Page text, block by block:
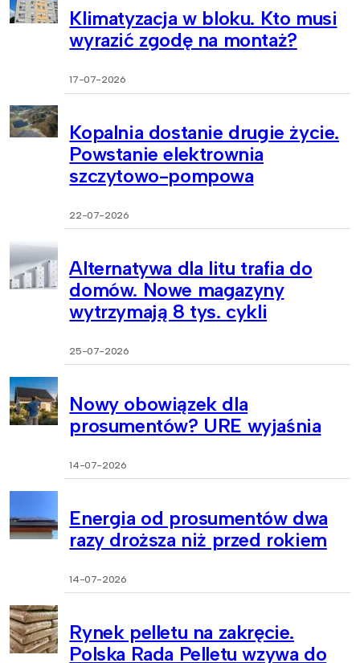
Klimatyzacja w bloku. Kto musi
wyrazić zgodę na montaż?
17-07-2026
Kopalnia dostanie drugie życie.
Powstanie elektrownia
szczytowo-pompowa
22-07-2026
Alternatywa dla litu trafia do
domów. Nowe magazyny
wytrzymają 8 tys. cykli
25-07-2026
Nowy obowiązek dla
prosumentów? URE wyjaśnia
14-07-2026
Energia od prosumentów dwa
razy droższa niż przed rokiem
14-07-2026
Rynek pelletu na zakręcie.
Polska Rada Pelletu wzywa do